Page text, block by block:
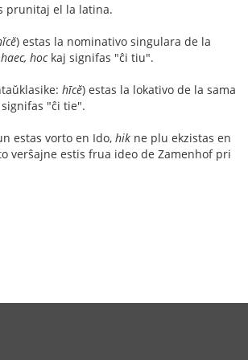
prunitaj el la latina.
) estas la nominativo singulara de la
hockaj signifas "ĉi tiu".
hīcĕ) estas la lokativo de la sama
"ĉi tie".
estas vorto en Ido, hik ne plu ekzistas en
verŝajne estis frua ideo de Zamenhof pri